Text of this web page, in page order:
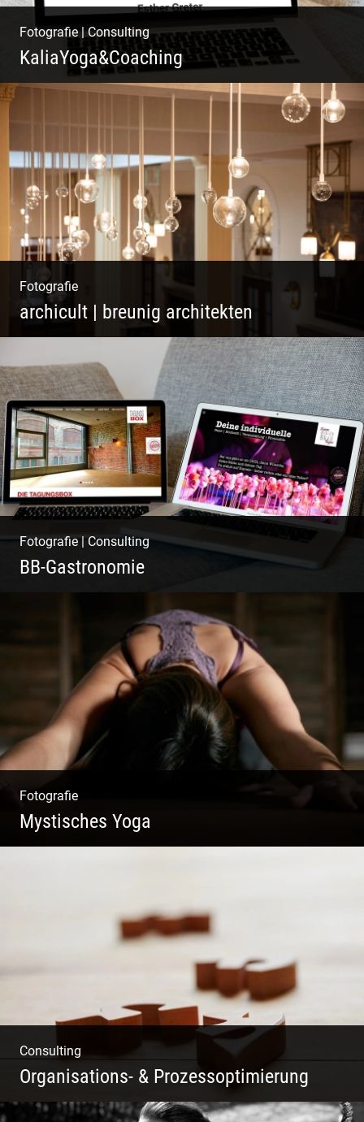
Fotografie | Consulting
KaliaYoga&Coaching
Pint- & Webdesign, Fotografie & Corporate-
Fotografie
archicult | breunig architekten
Wasser im Fluss der Kurstadt
Fotografie|Consulting
BB-Gastronomie
Fotografie, Marketing & Design
Fotografie
Mystisches Yoga
Consulting
Organisations- & Prozessoptimierung